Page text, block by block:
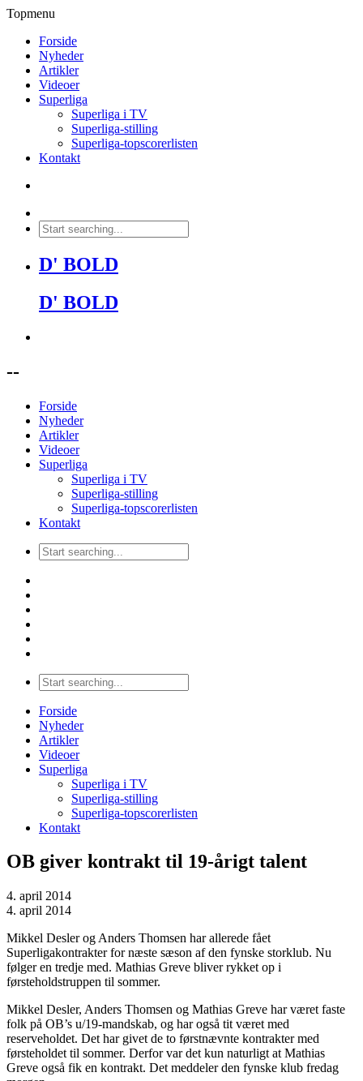
Topmenu
Forside
Nyheder
Artikler
Videoer
Superliga
Superliga i TV
Superliga-stilling
Superliga-topscorerlisten
Kontakt
D' BOLD
D' BOLD
--
Forside
Nyheder
Artikler
Videoer
Superliga
Superliga i TV
Superliga-stilling
Superliga-topscorerlisten
Kontakt
Forside
Nyheder
Artikler
Videoer
Superliga
Superliga i TV
Superliga-stilling
Superliga-topscorerlisten
Kontakt
OB giver kontrakt til 19-årigt talent
4. april 2014
4. april 2014
Mikkel Desler og Anders Thomsen har allerede fået
Superligakontrakter for næste sæson af den fynske storklub. Nu
følger en tredje med. Mathias Greve bliver rykket op i
førsteholdstruppen til sommer.
Mikkel Desler, Anders Thomsen og Mathias Greve har været faste
folk på OB’s u/19-mandskab, og har også tit været med
reserveholdet. Det har givet de to førstnævnte kontrakter med
førsteholdet til sommer. Derfor var det kun naturligt at Mathias
Greve også fik en kontrakt. Det meddeler den fynske klub fredag